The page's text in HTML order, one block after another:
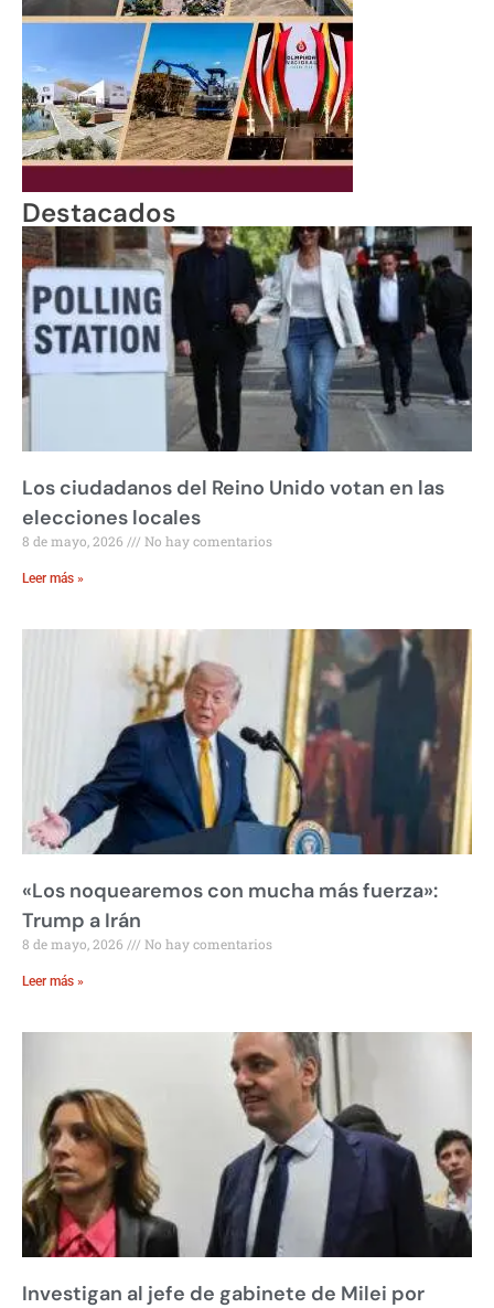
Destacados
Los ciudadanos del Reino Unido votan en las
elecciones locales
8 de mayo, 2026 No hay comentarios
Leer más »
«Los noquearemos con mucha más fuerza»:
Trump a Irán
8 de mayo, 2026 No hay comentarios
Leer más »
Investigan al jefe de gabinete de Milei por